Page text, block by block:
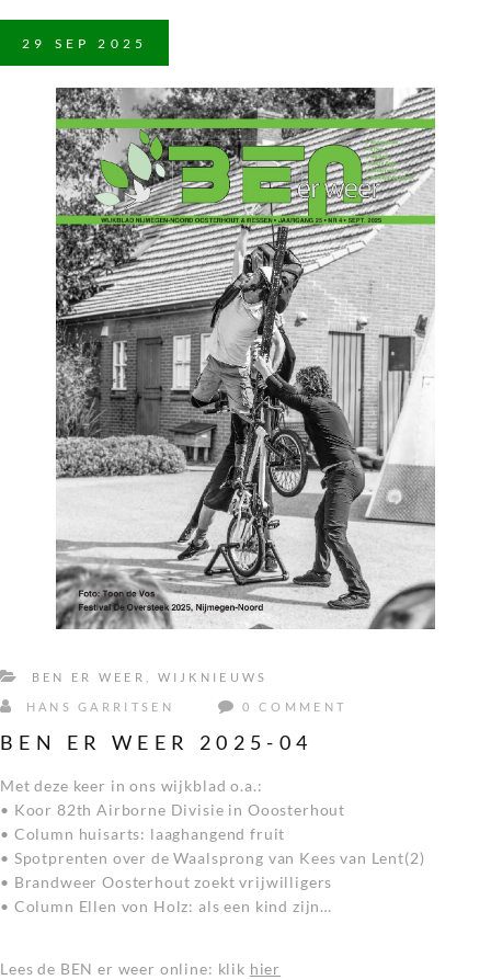
29 SEP 2025
BEN ER WEER WIJKNIEUWS
HANS GARRITSEN 0 COMMENT
BEN ER WEER 2025-04
Met deze keer in ons wijkblad o.a.:
• Koor 82th Airborne Divisie in Ooosterhout
• Column huisarts: laaghangend fruit
• Spotprenten over de Waalsprong van Kees van Lent(2)
• Brandweer Oosterhout zoekt vrijwilligers
• Column Ellen von Holz: als een kind zijn…
Lees de BEN er weer online: klik hier